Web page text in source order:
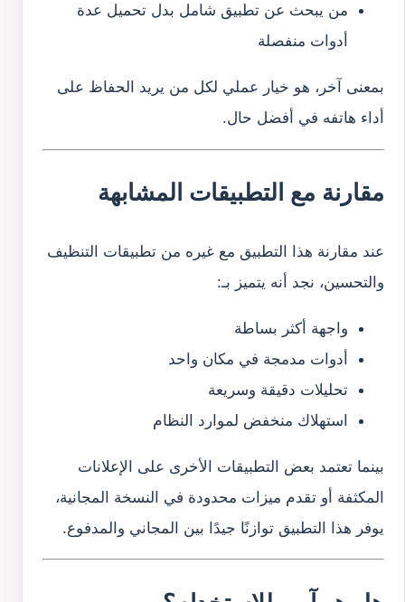
من يبحث عن تطبيق شامل بدل تحميل عدة
أدوات منفصلة
بمعنى آخر، هو خيار عملي لكل من يريد الحفاظ على
أداء هاتفه في أفضل حال.
مقارنة مع التطبيقات المشابهة
عند مقارنة هذا التطبيق مع غيره من تطبيقات التنظيف
والتحسين، نجد أنه يتميز بـ:
واجهة أكثر بساطة
أدوات مدمجة في مكان واحد
تحليلات دقيقة وسريعة
استهلاك منخفض لموارد النظام
بينما تعتمد بعض التطبيقات الأخرى على الإعلانات
المكثفة أو تقدم ميزات محدودة في النسخة المجانية،
يوفر هذا التطبيق توازنًا جيدًا بين المجاني والمدفوع.